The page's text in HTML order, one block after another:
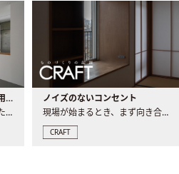
動かせない柱はおしゃれに活用！柱を魅せるリノベーション(リノベ)4選
間取り変更を検討する際に、たびたび皆さんの頭を悩ませる動か..
ノイズのないコンセント
現場が始まるとき、まず向き合うものの一つがコンセントです..
CRAFT